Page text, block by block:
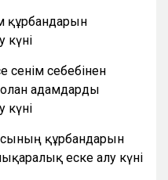
құрбандарын
күні
сенім себебінен
адамдарды
күні
құрбандарын
еске алу күні